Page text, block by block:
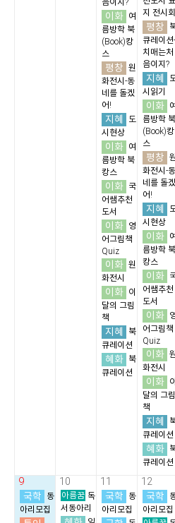
음이지?
이화
여
름방학 북
(Book)캉
스
평창 원
화전시-동
네를 돌겠
어!
지혜
도
시현상
이화
여
름방학 북
캉스
이화
국
어쌤추천
도서
이화
영
어그림책
Quiz
이화 원
화전시
이화
이
달의 그림
책
지혜
북
큐레이션
혜화
북
큐레이션
지 전시회
평창
큐레이션-
치매는처
음이지?
지혜
시읽기
이화
여
름방학 북
(Book)캉
스
평창 원
화전시-동
네를 돌겠
어!
지혜
시현상
이화
여
름방학 북
캉스
이화
어쌤추천
도서
이화
어그림책
Quiz
이화 원
화전시
이화
이
달의 그림
책
지혜
큐레이션
혜화
큐레이션
9
국학
동
아리모집
10
아름꿈 독
서동아리
11
국학
동
아리모집
12
국학
아리모집